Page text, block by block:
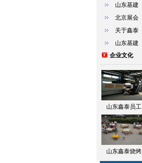
山东基建
北京展会
关于鑫泰
山东基建
企业文化
山东鑫泰员工
山东鑫泰烧烤